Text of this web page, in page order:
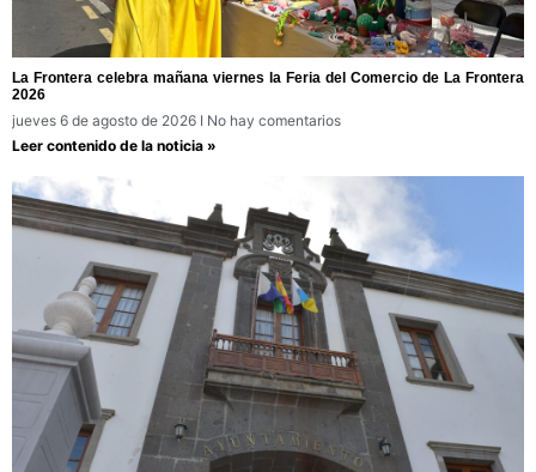
La Frontera celebra mañana viernes la Feria del Comercio de La Frontera
2026
jueves 6 de agosto de 2026
No hay comentarios
Leer contenido de la noticia »